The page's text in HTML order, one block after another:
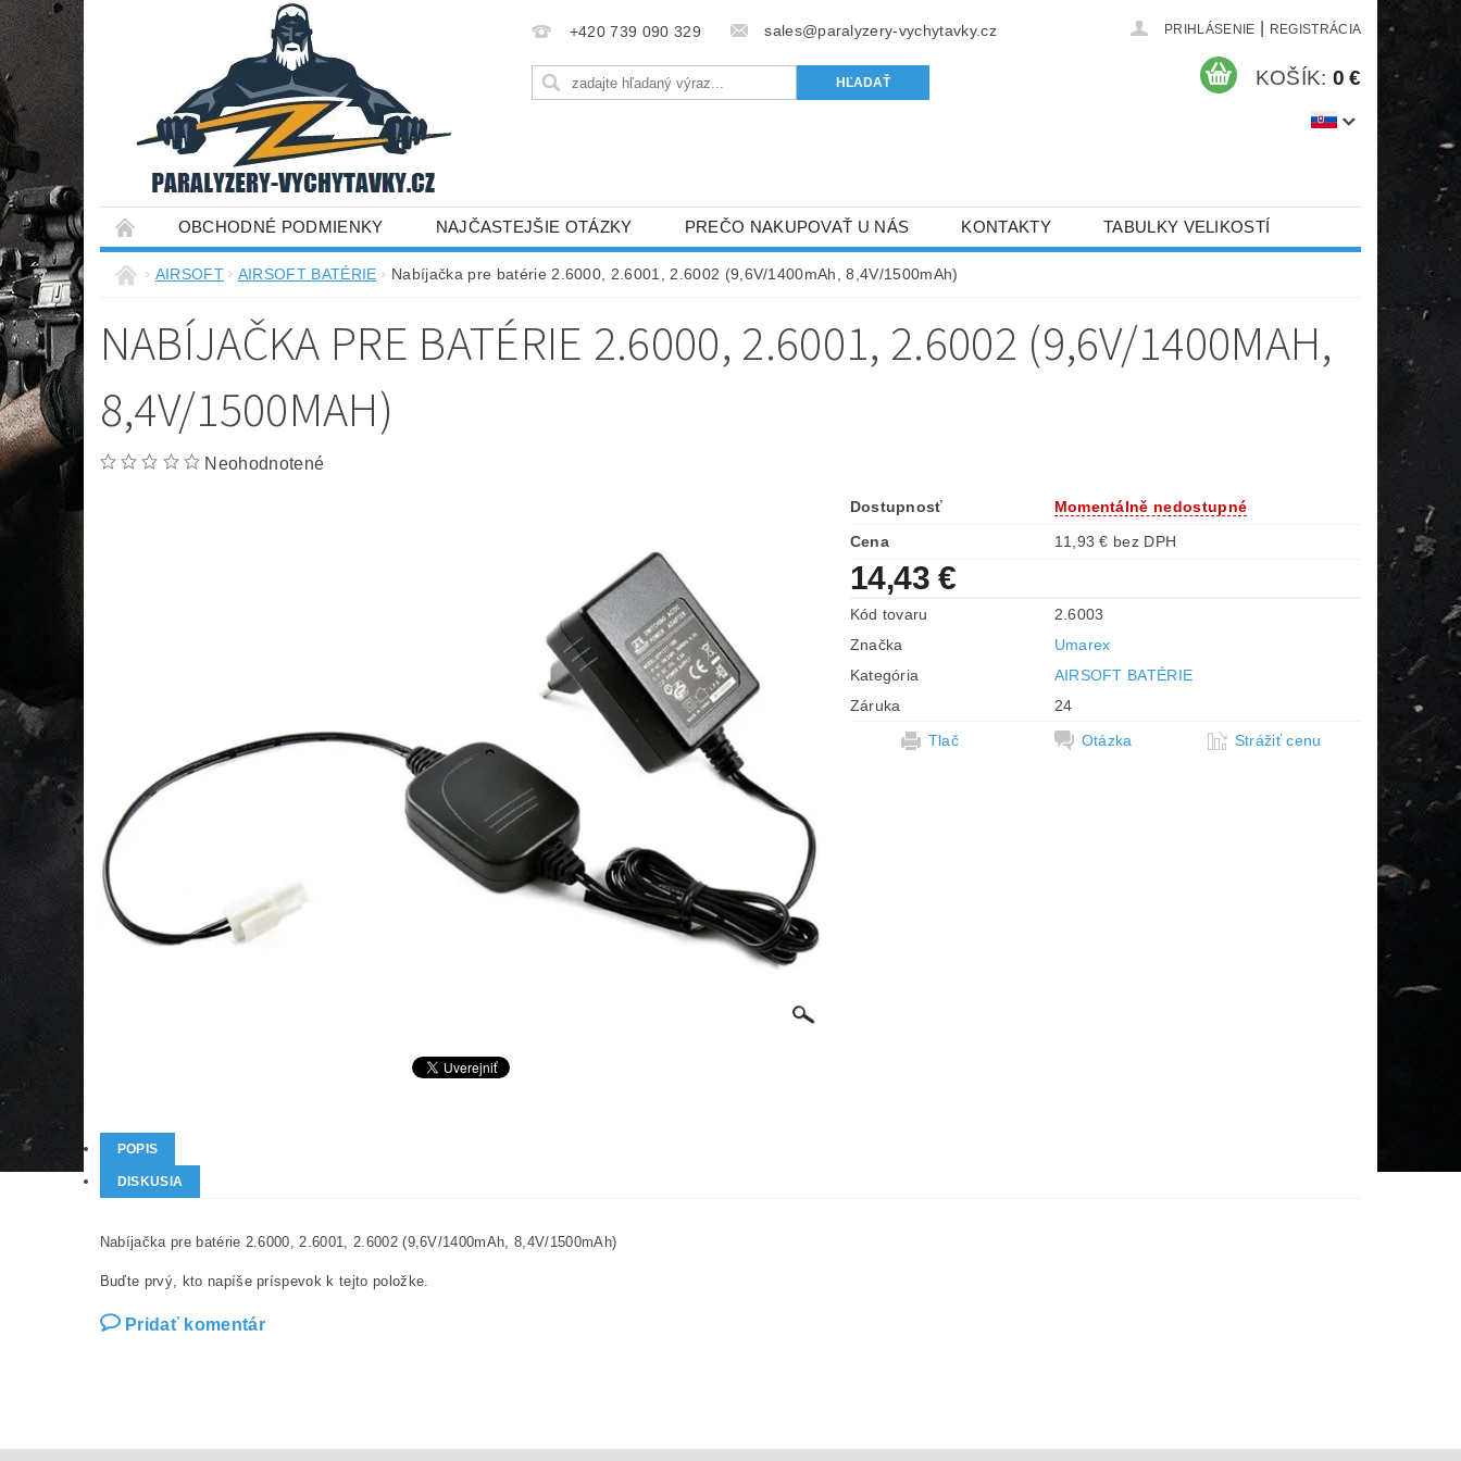
+420 739 090 329 sales@paralyzery-vychytavky.cz PRIHLÁSENIE REGISTRÁCIA
KOŠÍK: 0 €
OBCHODNÉ PODMIENKY NAJČASTEJŠIE OTÁZKY PREČO NAKUPOVAŤ U NÁS KONTAKTY TABULKY VELIKOSTÍ
AIRSOFT AIRSOFT BATÉRIE Nabíjačka pre batérie 2.6000, 2.6001, 2.6002 (9,6V/1400mAh, 8,4V/1500mAh)
NABÍJAČKA PRE BATÉRIE 2.6000, 2.6001, 2.6002 (9,6V/1400MAH,
8,4V/1500MAH)
Neohodnotené
Dostupnosť
Momentálně nedostupné
Cena
11,93 € bez DPH
14,43 €
Kód tovaru
2.6003
Značka
Umarex
Kategória
AIRSOFT BATÉRIE
Záruka
24
Tlač
Otázka Strážiť cenu
POPIS
DISKUSIA
Nabíjačka pre batérie 2.6000, 2.6001, 2.6002 (9,6V/1400mAh, 8,4V/1500mAh)
Buďte prvý, kto napíše príspevok k tejto položke.
Pridať komentár